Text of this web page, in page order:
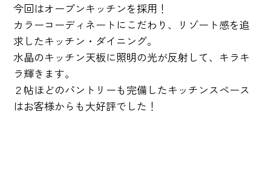
今回はオープンキッチンを採用！
カラーコーディネートにこだわり、リゾート感を追
求したキッチン・ダイニング。
水晶のキッチン天板に照明の光が反射して、キラキ
ラ輝きます。
２帖ほどのパントリーも完備したキッチンスペース
はお客様からも大好評でした！